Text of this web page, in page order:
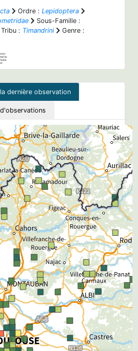
Ordre : Lepidoptera
Sous-Famille :
Tribu : Timandrini
Genre :
dernière observation